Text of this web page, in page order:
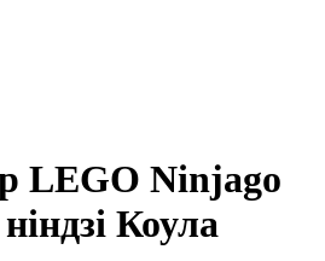
LEGO Ninjago
Коула